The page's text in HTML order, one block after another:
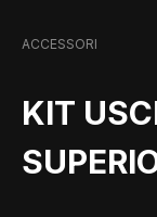
ACCESSORI
KIT